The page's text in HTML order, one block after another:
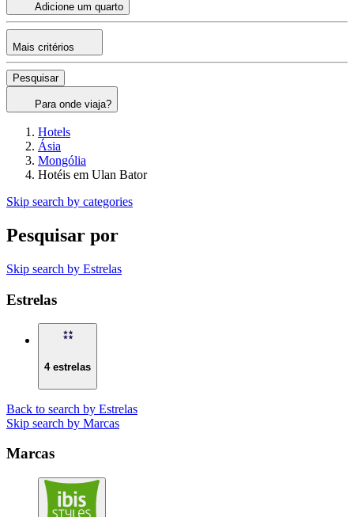
Adicione um quarto
Mais critérios
Pesquisar
Para onde viaja?
Hotels
Ásia
Mongólia
Hotéis em Ulan Bator
Skip search by categories
Pesquisar por
Skip search by Estrelas
Estrelas
4 estrelas
Back to search by Estrelas
Skip search by Marcas
Marcas